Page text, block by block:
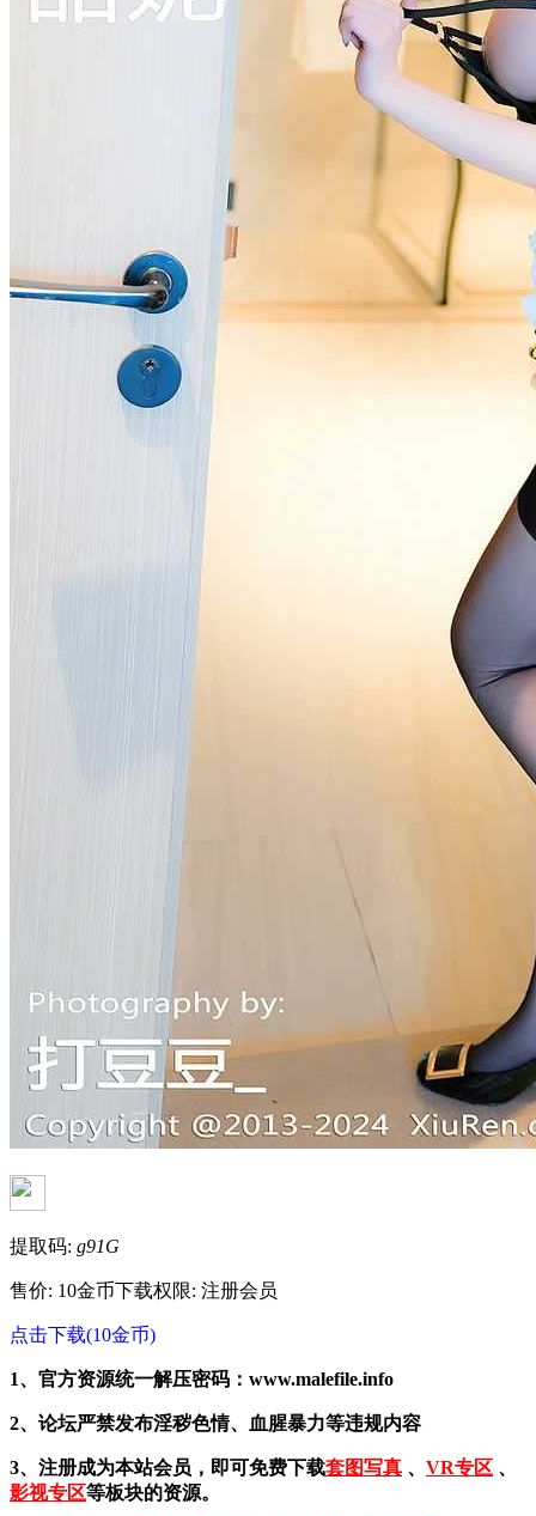
提取码: g91G
售价: 10金币下载权限: 注册会员
点击下载(10金币)
1、官方资源统一解压密码：www.malefile.info
2、论坛严禁发布淫秽色情、血腥暴力等违规内容
3、注册成为本站会员，即可免费下载套图写真 、 VR专区 、
影视专区等板块的资源。